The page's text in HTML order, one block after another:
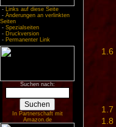
- Links auf diese Seite
- Änderungen an verlinkten
Seiten
- Spezialseiten
- Druckversion
- Permanenter Link
Suchen nach:
In Partnerschaft mit
Amazon.de
1.6
1.7
1.8